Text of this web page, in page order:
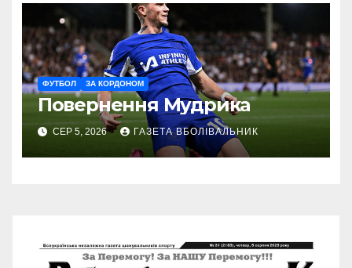
ФУТБОЛ ЗА КОРДОНОМ
Повернення Мудрика
СЕР 5, 2026 ГАЗЕТА ВБОЛІВАЛЬНИК